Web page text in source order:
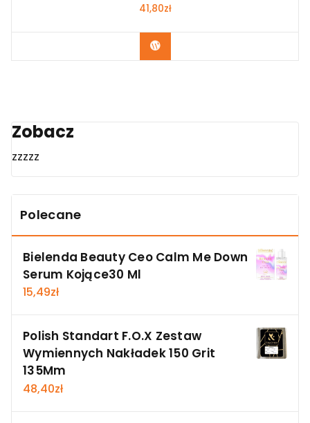
41,80zł
Zobacz
Zobacz
zzzzz
Polecane
Bielenda Beauty Ceo Calm Me Down
Serum Kojące30 Ml
15,49zł
Polish Standart F.O.X Zestaw
Wymiennych Nakładek 150 Grit
135Mm
48,40zł